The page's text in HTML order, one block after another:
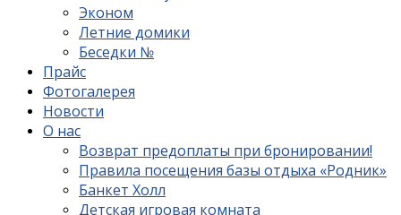
Эконом
Летние домики
Беседки №
Прайс
Фотогалерея
Новости
О нас
Возврат предоплаты при бронировании!
Правила посещения базы отдыха «Родник»
Банкет Холл
Детская игровая комната